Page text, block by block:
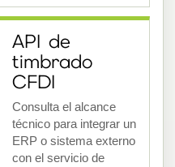
API de
timbrado
CFDI
Consulta el alcance
técnico para integrar un
ERP o sistema externo
con el servicio de